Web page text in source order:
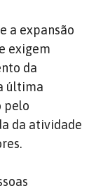
a expansão
exigem
da
última
pelo
da atividade